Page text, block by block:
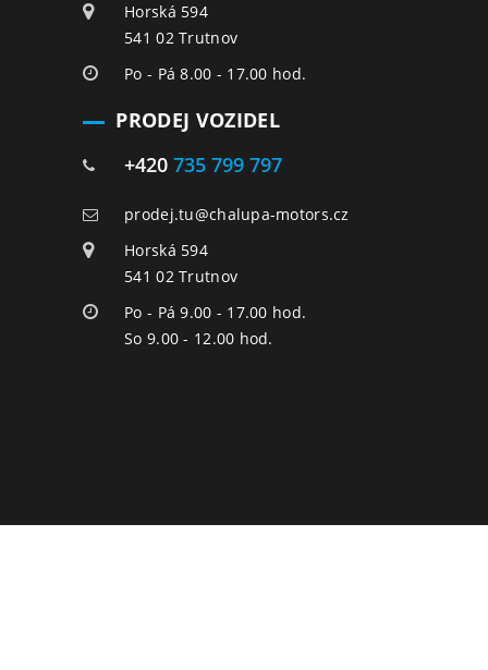
Horská 594
541 02 Trutnov
Po - Pá 8.00 - 17.00 hod.
PRODEJ VOZIDEL
+420 735 799 797
prodej.tu@chalupa-motors.cz
Horská 594
541 02 Trutnov
Po - Pá 9.00 - 17.00 hod.
So 9.00 - 12.00 hod.